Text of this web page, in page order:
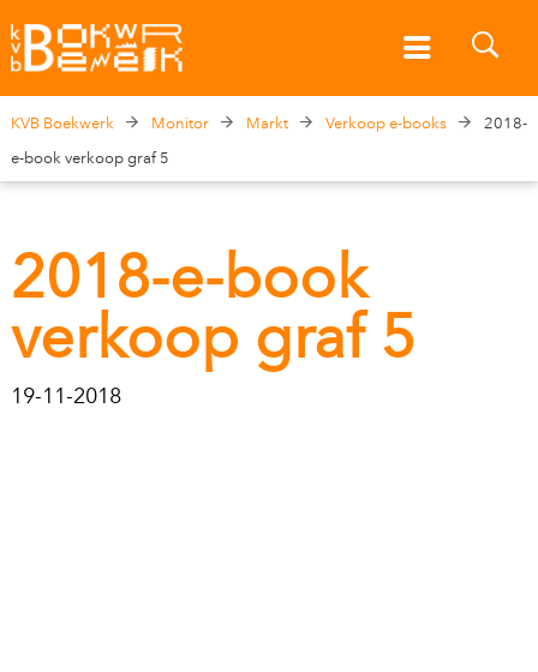
KVB Boekwerk Monitor Markt Verkoop e-books
2018-
e-book verkoop graf 5
2018-e-book
verkoop graf 5
19-11-2018